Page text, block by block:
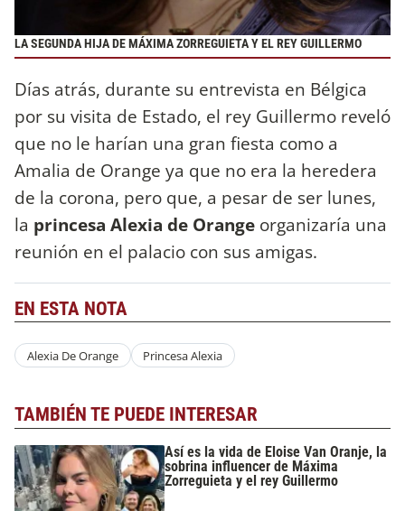
LA SEGUNDA HIJA DE MÁXIMA ZORREGUIETA Y EL REY GUILLERMO
Días atrás, durante su entrevista en Bélgica
por su visita de Estado, el rey Guillermo reveló
que no le harían una gran fiesta como a
Amalia de Orange ya que no era la heredera
de la corona, pero que, a pesar de ser lunes,
la princesa Alexia de Orange organizaría una
reunión en el palacio con sus amigas.
EN ESTA NOTA
Alexia De Orange Princesa Alexia
TAMBIÉN TE PUEDE INTERESAR
Así es la vida de Eloise Van Oranje, la
sobrina influencer de Máxima
Zorreguieta y el rey Guillermo